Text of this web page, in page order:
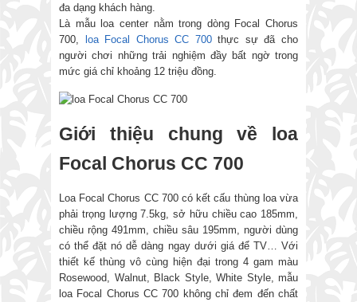
đa dạng khách hàng.
Là mẫu loa center nằm trong dòng Focal Chorus
700,
loa Focal Chorus CC 700thực sự đã cho
người chơi những trải nghiệm đầy bất ngờ trong
mức giá chỉ khoảng 12 triệu đồng.
Giới thiệu chung về loa
Focal Chorus CC 700
Loa Focal Chorus CC 700 có kết cấu thùng loa vừa
phải trọng lượng 7.5kg, sở hữu chiều cao 185mm,
chiều rộng 491mm, chiều sâu 195mm, người dùng
có thể đặt nó dễ dàng ngay dưới giá để TV… Với
thiết kế thùng vô cùng hiện đại trong 4 gam màu
Rosewood, Walnut, Black Style, White Style, mẫu
loa Focal Chorus CC 700 không chỉ đem đến chất